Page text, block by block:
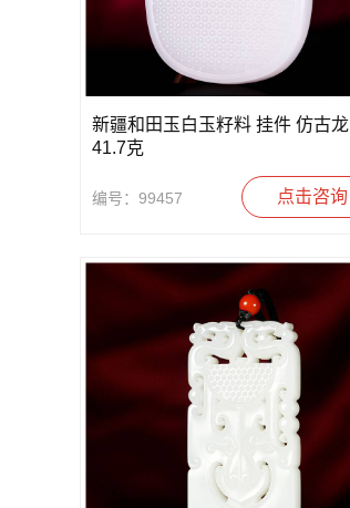
新疆和田玉白玉籽料 挂件 仿古龙
41.7克
编号：99457 点击咨询